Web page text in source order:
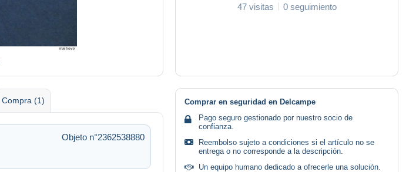
47 visitas 0 seguimiento
Compra (1)
Objeto n°2362538880
Comprar en seguridad en Delcampe
Pago seguro gestionado por nuestro socio de
confianza.
Reembolso sujeto a condiciones si el artículo no se
entrega o no corresponde a la descripción.
Un equipo humano dedicado a ofrecerle una solución.